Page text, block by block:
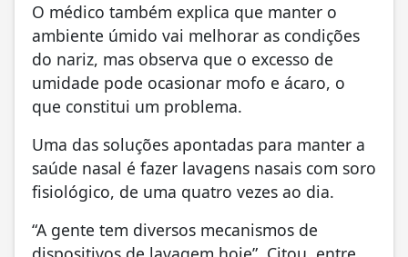
O médico também explica que manter o
ambiente úmido vai melhorar as condições
do nariz, mas observa que o excesso de
umidade pode ocasionar mofo e ácaro, o
que constitui um problema.
Uma das soluções apontadas para manter a
saúde nasal é fazer lavagens nasais com soro
fisiológico, de uma quatro vezes ao dia.
“A gente tem diversos mecanismos de